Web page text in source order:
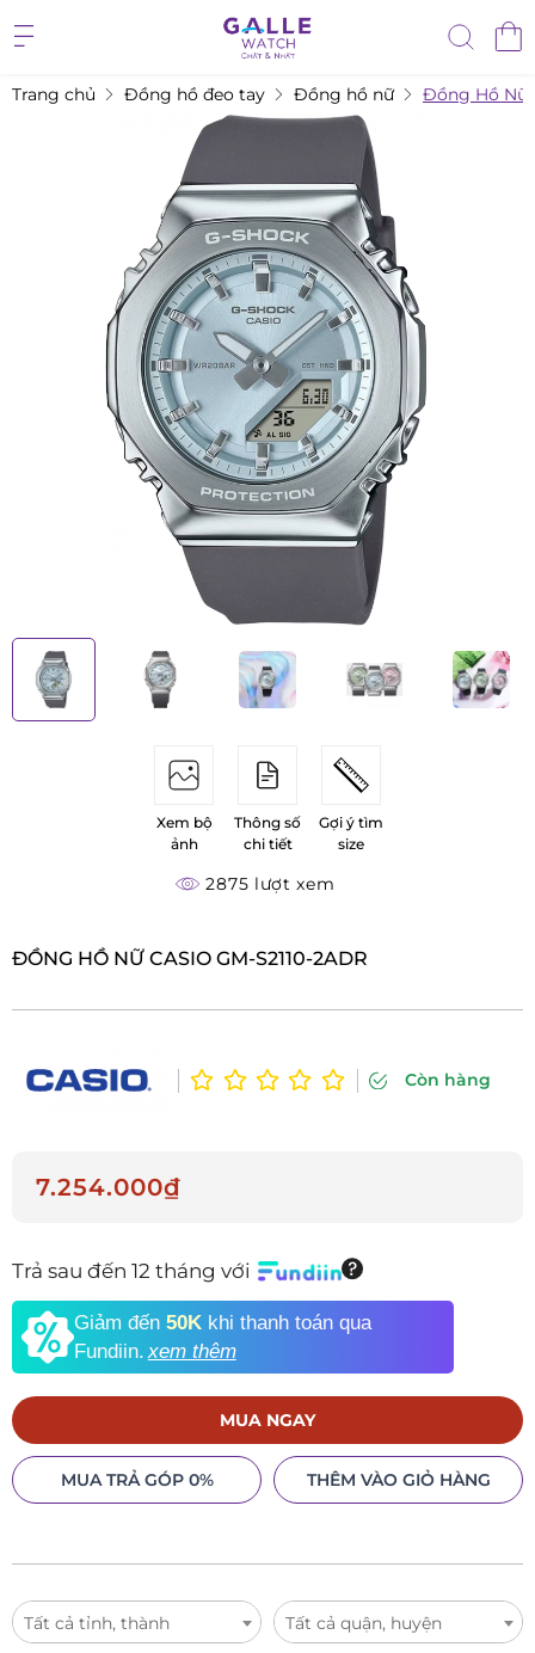
Trang chủ Đồng hồ đeo tay Đồng hồ nữ Đồng Hồ Nữ
Xem bộ
ảnh
Thông số
chi tiết
Gợi ý tìm
size
2875 lượt xem
ĐỒNG HỒ NỮ CASIO GM-S2110-2ADR
Còn hàng
7.254.000₫
Trả sau đến 12 tháng với
Giảm đến 50K khi thanh toán qua
Fundiin.xem thêm
MUA NGAY
MUA TRẢ GÓP 0% THÊM VÀO GIỎ HÀNG
Tất cả tỉnh, thành Tất cả quận, huyện